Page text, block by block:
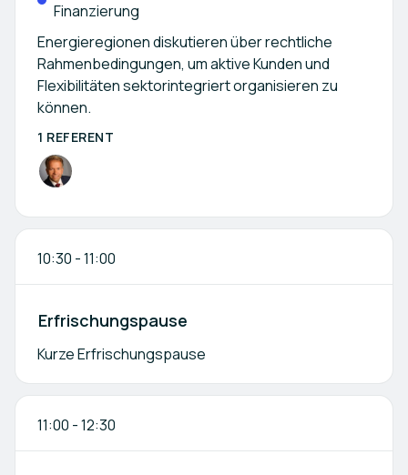
Finanzierung
Energieregionen diskutieren über rechtliche
Rahmenbedingungen, um aktive Kunden und
Flexibilitäten sektorintegriert organisieren zu
können.
1 REFERENT
10:30 -11:00
Erfrischungspause
Kurze Erfrischungspause
11:00 -12:30